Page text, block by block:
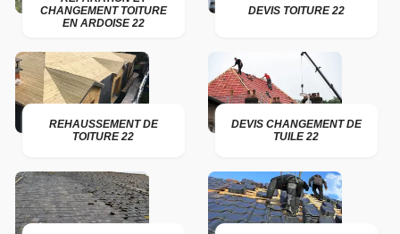
CHANGEMENT TOITURE
EN ARDOISE 22
DEVIS TOITURE 22
REHAUSSEMENT DE
TOITURE 22
DEVIS CHANGEMENT DE
TUILE 22